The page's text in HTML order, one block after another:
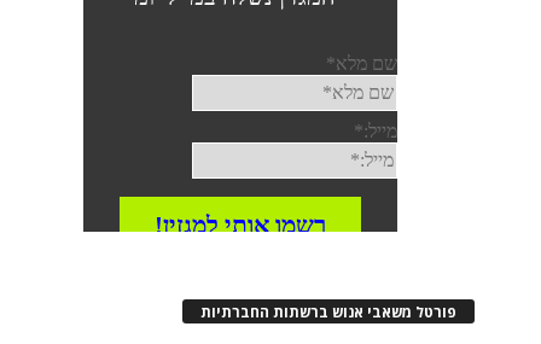
פורטל משאבי אנוש ברשתות החברתיות